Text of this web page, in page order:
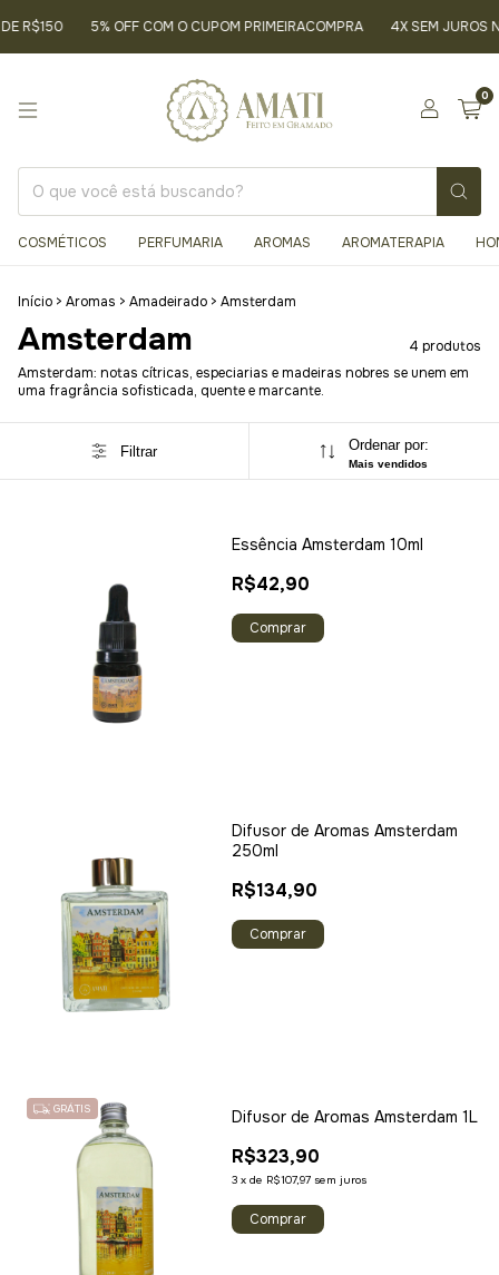
R$150 5% OFF COM O CUPOM PRIMEIRACOMPRA 4X SEM JUROS
0
COSMÉTICOS PERFUMARIA AROMAS AROMATERAPIA
Início > Aromas > Amadeirado > Amsterdam
Amsterdam
4 produtos
Amsterdam: notas cítricas, especiarias e madeiras nobres se unem em
uma fragrância sofisticada, quente e marcante.
Filtrar Ordenar por:
Mais vendidos
Essência Amsterdam 10ml
R$42,90
Difusor de Aromas Amsterdam
250ml
R$134,90
GRÁTIS Difusor de Aromas Amsterdam 1L
R$323,90
3 x de R$107,97 sem juros